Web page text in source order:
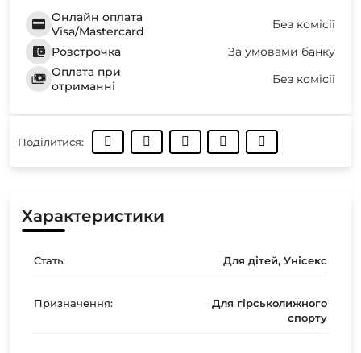
Онлайн оплата
Visa/Mastercard
Без комісії
Розстрочка
За умовами банку
Оплата при
отриманні
Без комісії
Поділитися:
Характеристики
Стать: Для дітей, Унісекс
Призначення:
Для гірськолижного
спорту